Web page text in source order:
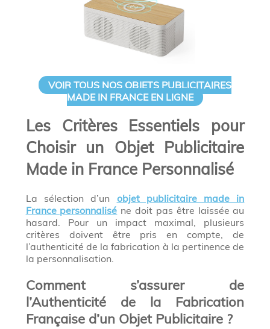
VOIR TOUS NOS OBJETS PUBLICITAIRES
MADE IN FRANCE EN LIGNE
Les Critères Essentiels pour
Choisir un Objet Publicitaire
Made in France Personnalisé
La sélection d’un objet publicitaire made in
France personnalisé ne doit pas être laissée au
hasard. Pour un impact maximal, plusieurs
critères doivent être pris en compte, de
l’authenticité de la fabrication à la pertinence de
la personnalisation.
Comment s’assurer de
l’Authenticité de la Fabrication
Française d’un Objet Publicitaire ?